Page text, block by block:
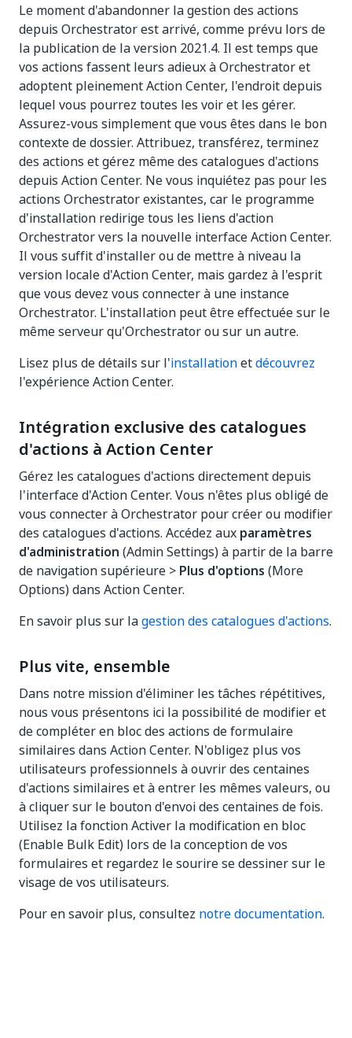
Le moment d'abandonner la gestion des actions
depuis Orchestrator est arrivé, comme prévu lors de
la publication de la version 2021.4. Il est temps que
vos actions fassent leurs adieux à Orchestrator et
adoptent pleinement Action Center, l'endroit depuis
lequel vous pourrez toutes les voir et les gérer.
Assurez-vous simplement que vous êtes dans le bon
contexte de dossier. Attribuez, transférez, terminez
des actions et gérez même des catalogues d'actions
depuis Action Center. Ne vous inquiétez pas pour les
actions Orchestrator existantes, car le programme
d'installation redirige tous les liens d'action
Orchestrator vers la nouvelle interface Action Center.
Il vous suffit d'installer ou de mettre à niveau la
version locale d'Action Center, mais gardez à l'esprit
que vous devez vous connecter à une instance
Orchestrator. L'installation peut être effectuée sur le
même serveur qu'Orchestrator ou sur un autre.
Lisez plus de détails sur l'installationetdécouvrez
l'expérience Action Center.
Intégration exclusive des catalogues
d'actions à Action Center
Gérez les catalogues d'actions directement depuis
l'interface d'Action Center. Vous n'êtes plus obligé de
vous connecter à Orchestrator pour créer ou modifier
des catalogues d'actions. Accédez aux paramètres
d'administration (Admin Settings) à partir de la barre
de navigation supérieure > Plus d'options (More
Options) dans Action Center.
En savoir plus sur lagestion des catalogues d'actions.
Plus vite, ensemble
Dans notre mission d'éliminer les tâches répétitives,
nous vous présentons ici la possibilité de modifier et
de compléter en bloc des actions de formulaire
similaires dans Action Center. N'obligez plus vos
utilisateurs professionnels à ouvrir des centaines
d'actions similaires et à entrer les mêmes valeurs, ou
à cliquer sur le bouton d'envoi des centaines de fois.
Utilisez la fonction Activer la modification en bloc
(Enable Bulk Edit) lors de la conception de vos
formulaires et regardez le sourire se dessiner sur le
visage de vos utilisateurs.
Pour en savoir plus, consultez notre documentation.